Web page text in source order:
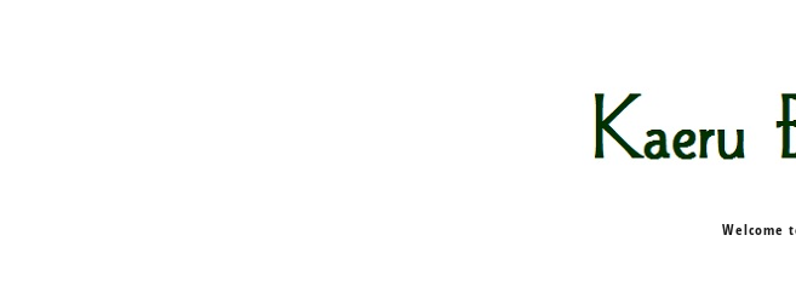
Welcome